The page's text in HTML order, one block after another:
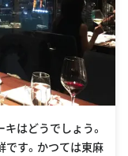
はどうでしょう。
です。かつては東麻